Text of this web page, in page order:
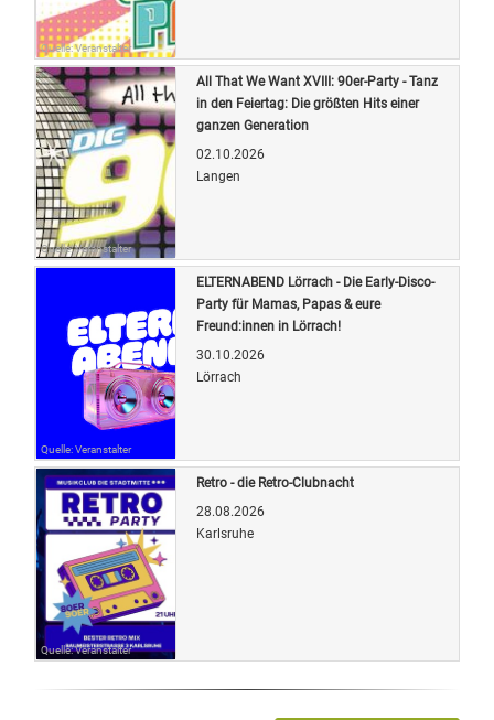
Quelle: Veranstalter
Quelle: Veranstalter
All That We Want XVIII: 90er-Party - Tanz
in den Feiertag: Die größten Hits einer
ganzen Generation
02.10.2026
Langen
Quelle: Veranstalter
ELTERNABEND Lörrach - Die Early-Disco-
Party für Mamas, Papas & eure
Freund:innen in Lörrach!
30.10.2026
Lörrach
Quelle: Veranstalter
Retro - die Retro-Clubnacht
28.08.2026
Karlsruhe